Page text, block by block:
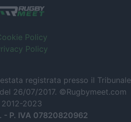
Policy
Policy
registrata presso il Tribunale
26/07/2017. ©Rugbymeet.com
2012-2023
- P. IVA 07820820962